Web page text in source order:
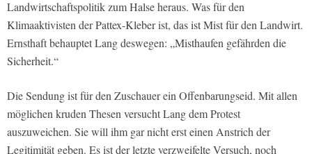
Landwirtschaftspolitik zum Halse heraus. Was für den
Klimaaktivisten der Pattex-Kleber ist, das ist Mist für den Landwirt.
Ernsthaft behauptet Lang deswegen: „Misthaufen gefährden die
Sicherheit.“
Die Sendung ist für den Zuschauer ein Offenbarungseid. Mit allen
möglichen kruden Thesen versucht Lang dem Protest
auszuweichen. Sie will ihm gar nicht erst einen Anstrich der
Legitimität geben. Es ist der letzte verzweifelte Versuch, noch